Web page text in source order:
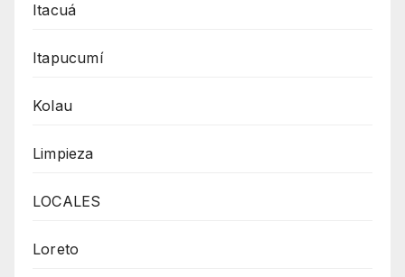
Itacuá
Itapucumí
Kolau
Limpieza
LOCALES
Loreto